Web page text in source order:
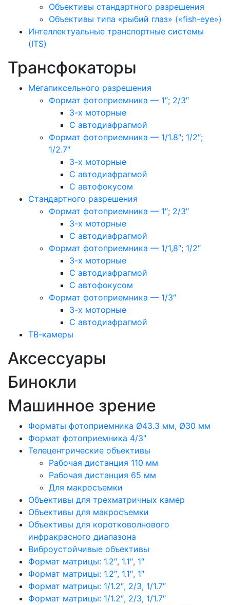
Объективы стандартного разрешения
Объективы типа «рыбий глаз» («fish-eye»)
Интеллектуальные транспортные системы
(ITS)
Трансфокаторы
Мегапиксельного разрешения
Формат фотоприемника — 1″; 2/3″
3-х моторные
С автодиафрагмой
Формат фотоприемника — 1/1.8″; 1/2″;
1/2.7″
3-х моторные
С автодиафрагмой
С автофокусом
Стандартного разрешения
Формат фотоприемника — 1″; 2/3″
3-х моторные
С автодиафрагмой
Формат фотоприемника — 1/1,8″; 1/2″
3-х моторные
С автодиафрагмой
С автофокусом
Формат фотоприемника — 1/3″
3-х моторные
С автодиафрагмой
ТВ-камеры
Аксессуары
Бинокли
Машинное зрение
Форматы фотоприемника Ø43.3 мм, Ø30 мм
Формат фотоприемника 4/3″
Телецентрические объективы
Рабочая дистанция 110 мм
Рабочая дистанция 65 мм
Для макросъемки
Объективы для трехматричных камер
Объективы для макросъемки
Объективы для коротковолнового
инфракрасного диапазона
Виброустойчивые объективы
Формат матрицы: 1.2″, 1.1″, 1″
Формат матрицы: 1.2″, 1.1″, 1″
Формат матрицы: 1/1.2″, 2/3, 1/1.7″
Формат матрицы: 1/1.2″, 2/3, 1/1.7″